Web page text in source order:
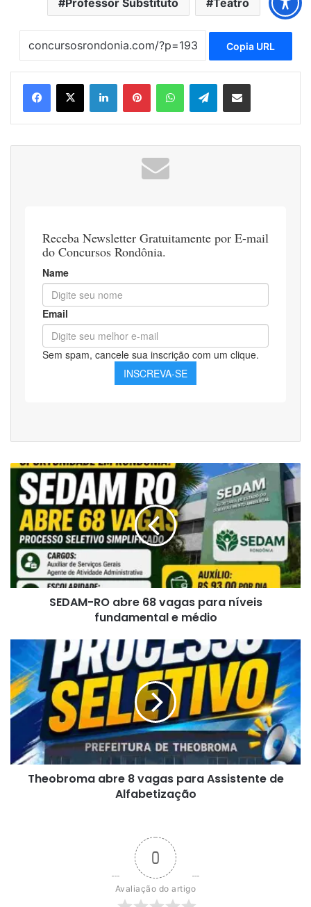
Copia URL
LinkedinPinterestWhatsAppTelegramCompartilhar via e-mail
SEDAM-
RO
abre
vagas
para
níveis
fundamental
e
SEDAM-RO abre 68 vagas para níveis
fundamental e médio
Theobroma
abre
8
vagas
para
Assistente
Alfabetização
Theobroma abre 8 vagas para Assistente de
Alfabetização
0
Avaliação do artigo